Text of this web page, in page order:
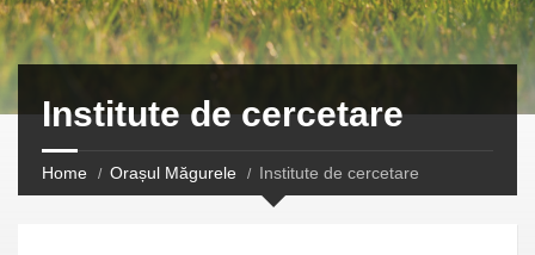
Institute de cercetare
Home Orașul Măgurele Institute de cercetare